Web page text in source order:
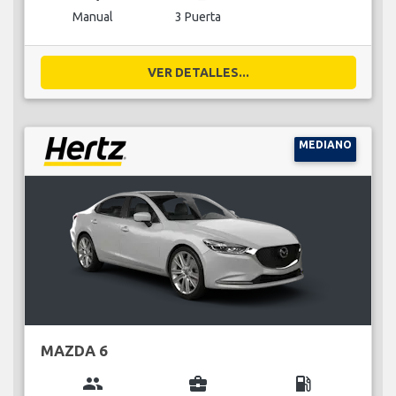
Manual 3 Puerta
VER DETALLES...
MEDIANO
MAZDA 6
group business_center local_gas_station